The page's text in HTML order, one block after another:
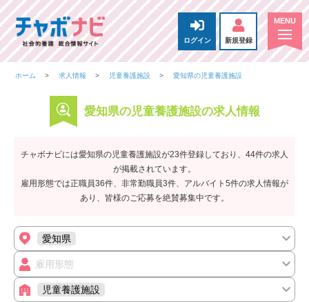
ログイン 新規登録
ホーム 求人情報 児童養護施設 愛知県の児童養護施設
愛知県の児童養護施設の求人情報
チャボナビには愛知県の児童養護施設が23件登録しており、44件の求人
が掲載されています。
雇用形態では正職員36件、非常勤職員3件、アルバイト5件の求人情報が
あり、皆様のご応募を絶賛募集中です。
愛知県
雇用形態
児童養護施設